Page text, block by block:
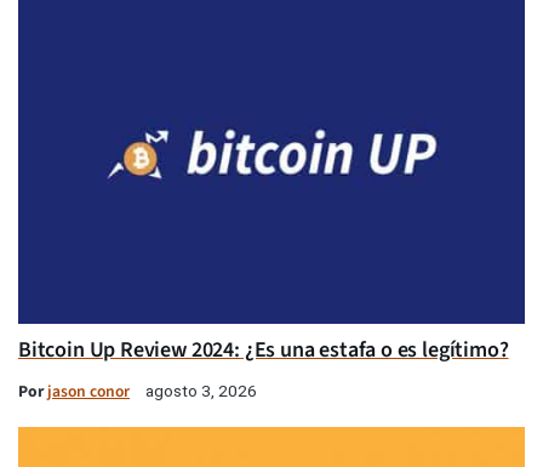
Bitcoin Up Review 2024: ¿Es una estafa o es legítimo?
Porjason conor agosto 3, 2026